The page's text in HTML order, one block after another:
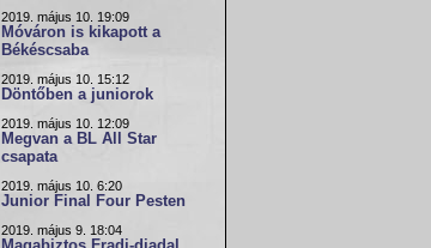
2019. május 10. 19:09
Móváron is kikapott a
Békéscsaba
2019. május 10. 15:12
Döntőben a juniorok
2019. május 10. 12:09
Megvan a BL All Star
csapata
2019. május 10. 6:20
Junior Final Four Pesten
2019. május 9. 18:04